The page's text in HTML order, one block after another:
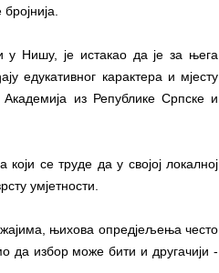
у Нишу, је истакао да је за њега
едукативног карактера и мјесту
из Републике Српске и
се труде да у својој локалној
умјетности.
њихова опредјељења често
да избор може бити и другачији -